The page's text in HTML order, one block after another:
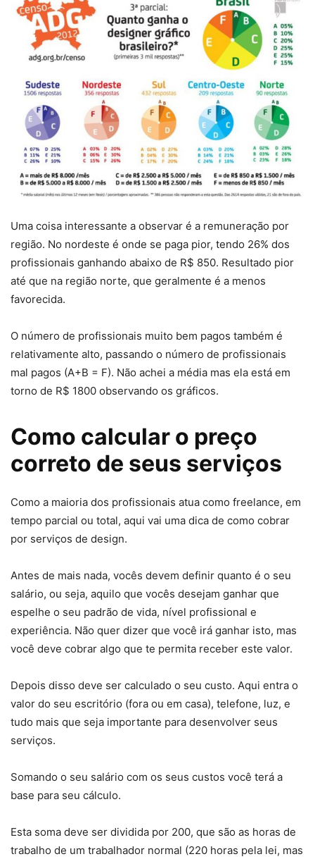
Uma coisa interessante a observar é a remuneração por
região. No nordeste é onde se paga pior, tendo 26% dos
profissionais ganhando abaixo de R$ 850. Resultado pior
até que na região norte, que geralmente é a menos
favorecida.
O número de profissionais muito bem pagos também é
relativamente alto, passando o número de profissionais
mal pagos (A+B = F). Não achei a média mas ela está em
torno de R$ 1800 observando os gráficos.
Como calcular o preço
correto de seus serviços
Como a maioria dos profissionais atua como freelance, em
tempo parcial ou total, aqui vai uma dica de como cobrar
por serviços de design.
Antes de mais nada, vocês devem definir quanto é o seu
salário, ou seja, aquilo que vocês desejam ganhar que
espelhe o seu padrão de vida, nível profissional e
experiência. Não quer dizer que você irá ganhar isto, mas
você deve cobrar algo que te permita receber este valor.
Depois disso deve ser calculado o seu custo. Aqui entra o
valor do seu escritório (fora ou em casa), telefone, luz, e
tudo mais que seja importante para desenvolver seus
serviços.
Somando o seu salário com os seus custos você terá a
base para seu cálculo.
Esta soma deve ser dividida por 200, que são as horas de
trabalho de um trabalhador normal (220 horas pela lei, mas